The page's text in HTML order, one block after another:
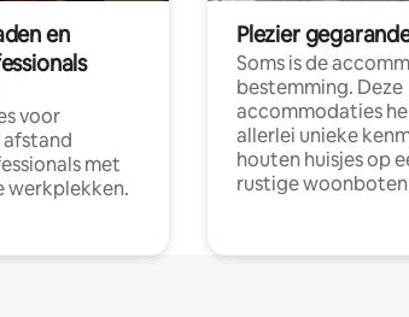
en
voor
afstand
met
werkplekken.
Plezier
Soms is de
bestemming. Deze
accommodaties
allerlei unieke
houten huisjes op
rustige